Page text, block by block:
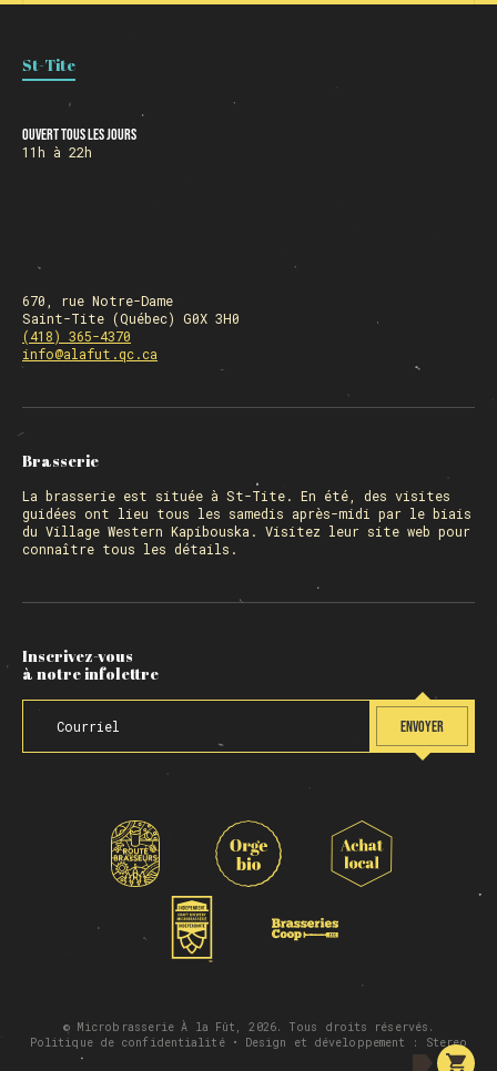
St-Tite
Ouvert tous les jours
11h à 22h
670, rue Notre-Dame
Saint-Tite (Québec) G0X 3H0
(418) 365-4370
info@alafut.qc.ca
Brasserie
La brasserie est située à St-Tite. En été, des visites
guidées ont lieu tous les samedis après-midi par le biais
du Village Western Kapibouska. Visitez leur site web pour
connaître tous les détails.
Inscrivez-vous
à notre infolettre
ENVOYER
© Microbrasserie À la Fût, 2026. Tous droits réservés.
Politique de confidentialité• Design et développement : Stereo
FERMÉ 31 déc. et 01 janvier